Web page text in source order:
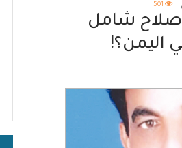
501
شامل
اليمن؟!